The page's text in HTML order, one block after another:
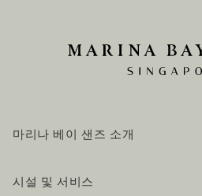
마리나 베이 샌즈 소개
채용 / 커리어
시설 및 서비스